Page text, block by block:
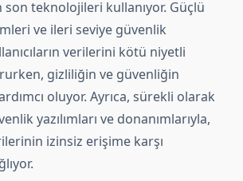
teknolojileri kullanıyor. Güçlü
ve ileri seviye güvenlik
verilerini kötü niyetli
gizliliğin ve güvenliğin
oluyor. Ayrıca, sürekli olarak
yazılımları ve donanımlarıyla,
izinsiz erişime karşı